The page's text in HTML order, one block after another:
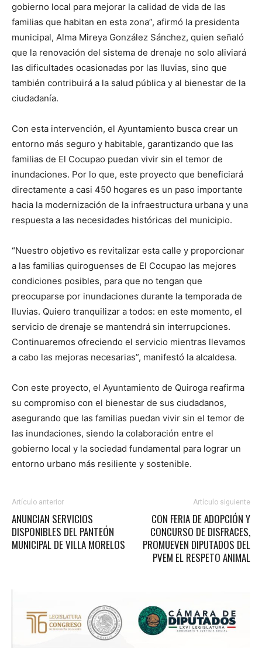
gobierno local para mejorar la calidad de vida de las
familias que habitan en esta zona”, afirmó la presidenta
municipal, Alma Mireya González Sánchez, quien señaló
que la renovación del sistema de drenaje no solo aliviará
las dificultades ocasionadas por las lluvias, sino que
también contribuirá a la salud pública y al bienestar de la
ciudadanía.
Con esta intervención, el Ayuntamiento busca crear un
entorno más seguro y habitable, garantizando que las
familias de El Cocupao puedan vivir sin el temor de
inundaciones. Por lo que, este proyecto que beneficiará
directamente a casi 450 hogares es un paso importante
hacia la modernización de la infraestructura urbana y una
respuesta a las necesidades históricas del municipio.
“Nuestro objetivo es revitalizar esta calle y proporcionar
a las familias quiroguenses de El Cocupao las mejores
condiciones posibles, para que no tengan que
preocuparse por inundaciones durante la temporada de
lluvias. Quiero tranquilizar a todos: en este momento, el
servicio de drenaje se mantendrá sin interrupciones.
Continuaremos ofreciendo el servicio mientras llevamos
a cabo las mejoras necesarias”, manifestó la alcaldesa.
Con este proyecto, el Ayuntamiento de Quiroga reafirma
su compromiso con el bienestar de sus ciudadanos,
asegurando que las familias puedan vivir sin el temor de
las inundaciones, siendo la colaboración entre el
gobierno local y la sociedad fundamental para lograr un
entorno urbano más resiliente y sostenible.
Artículo anterior
ANUNCIAN SERVICIOS
DISPONIBLES DEL PANTEÓN
MUNICIPAL DE VILLA MORELOS
Artículo siguiente
CON FERIA DE ADOPCIÓN Y
CONCURSO DE DISFRACES,
PROMUEVEN DIPUTADOS DEL
PVEM EL RESPETO ANIMAL